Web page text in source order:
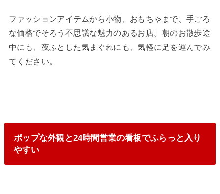
ファッションアイテムから小物、おもちゃまで、手ごろ
な価格でそろう不思議な魅力のあるお店。朝のお散歩途
中にも、夜ふとした気まぐれにも、気軽に足を運んでみ
てください。
ポップな外観と24時間営業の看板でふらっと入り
やすい